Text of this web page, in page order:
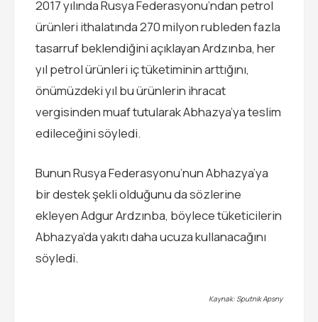
2017 yılında Rusya Federasyonu’ndan petrol
ürünleri ithalatında 270 milyon rubleden fazla
tasarruf beklendiğini açıklayan Ardzınba, her
yıl petrol ürünleri iç tüketiminin arttığını,
önümüzdeki yıl bu ürünlerin ihracat
vergisinden muaf tutularak Abhazya’ya teslim
edileceğini söyledi.
Bunun Rusya Federasyonu’nun Abhazya’ya
bir destek şekli olduğunu da sözlerine
ekleyen Adgur Ardzınba, böylece tüketicilerin
Abhazya’da yakıtı daha ucuza kullanacağını
söyledi.
Kaynak: Sputnik Apsny